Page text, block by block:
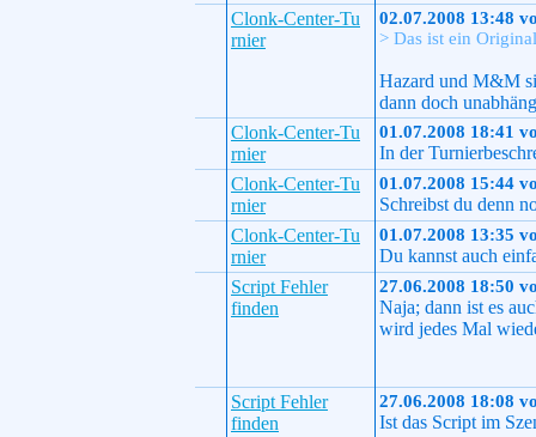
Clonk-Center-Tu
rnier
02.07.2008 13:48
> Das ist ein
Hazard und M&M
dann doch
Clonk-Center-Tu
rnier
01.07.2008 18:41
In der
Clonk-Center-Tu
rnier
01.07.2008 15:44
Schreibst du denn
Clonk-Center-Tu
rnier
01.07.2008 13:35
Du kannst auch
Script Fehler
finden
27.06.2008 18:50
Naja; dann ist es
wird jedes Mal
Script Fehler
finden
27.06.2008 18:08
Ist das Script im